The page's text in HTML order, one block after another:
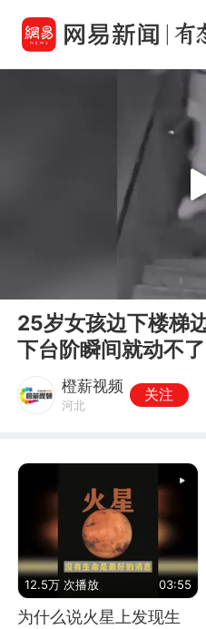
25岁女孩边下楼梯
下台阶瞬间就动不
橙薪视频
河北
关注
12.5万 次播放 03:55
为什么说火星上发现生